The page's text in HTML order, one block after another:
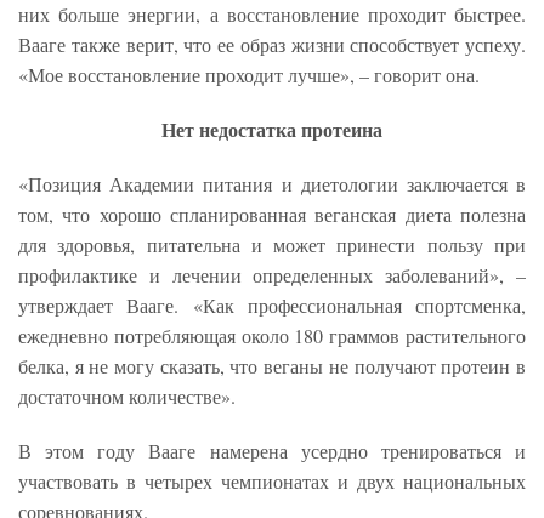
них больше энергии, а восстановление проходит быстрее.
Вааге также верит, что ее образ жизни способствует успеху.
«Мое восстановление проходит лучше», – говорит она.
Нет недостатка протеина
«Позиция Академии питания и диетологии заключается в
том, что хорошо спланированная веганская диета полезна
для здоровья, питательна и может принести пользу при
профилактике и лечении определенных заболеваний», –
утверждает Вааге. «Как профессиональная спортсменка,
ежедневно потребляющая около 180 граммов растительного
белка, я не могу сказать, что веганы не получают протеин в
достаточном количестве».
В этом году Вааге намерена усердно тренироваться и
участвовать в четырех чемпионатах и двух национальных
соревнованиях.